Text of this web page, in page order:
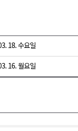
18. 수요일
16. 월요일